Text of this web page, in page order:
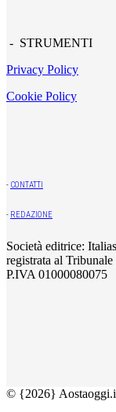
- STRUMENTI
Privacy Policy
Cookie Policy
- CONTATTI
- REDAZIONE
Società editrice:
registrata al
P.IVA 01000080075
© {2026}